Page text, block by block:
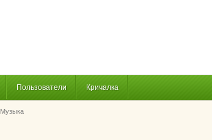
Пользователи Кричалка
Музыка